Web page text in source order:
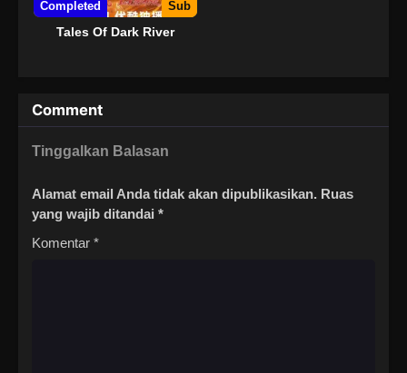
Completed Sub
Tales Of Dark River
Comment
Tinggalkan Balasan
Alamat email Anda tidak akan dipublikasikan. Ruas
yang wajib ditandai *
Komentar *